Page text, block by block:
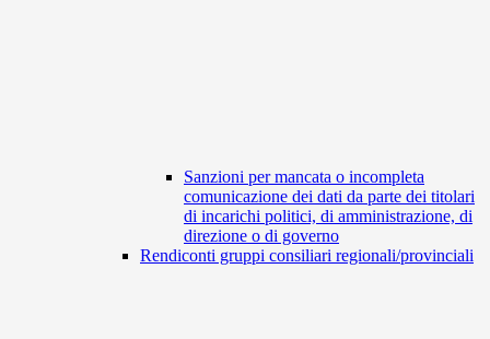
Sanzioni per mancata o incompleta
comunicazione dei dati da parte dei titolari
di incarichi politici, di amministrazione, di
direzione o di governo
Rendiconti gruppi consiliari regionali/provinciali